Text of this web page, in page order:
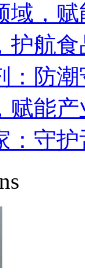
域，
护航
：防
赋能
：守